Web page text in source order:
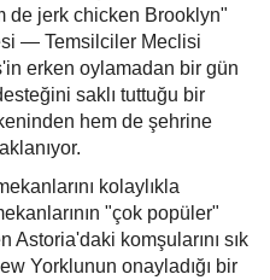
de jerk chicken Brooklyn"
— Temsilciler Meclisi
erken oylamadan bir gün
saklı tuttuğu bir
hem de şehrine
kolaylıkla
"çok popüler"
komşularını sık
Yorklunun onayladığı bir